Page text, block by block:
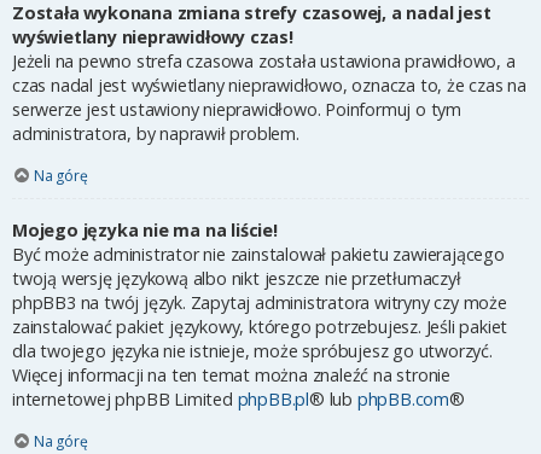
Została wykonana zmiana strefy czasowej, a nadal jest
wyświetlany nieprawidłowy czas!
Jeżeli na pewno strefa czasowa została ustawiona prawidłowo, a
czas nadal jest wyświetlany nieprawidłowo, oznacza to, że czas na
serwerze jest ustawiony nieprawidłowo. Poinformuj o tym
administratora, by naprawił problem.
Na górę
Mojego języka nie ma na liście!
Być może administrator nie zainstalował pakietu zawierającego
twoją wersję językową albo nikt jeszcze nie przetłumaczył
phpBB3 na twój język. Zapytaj administratora witryny czy może
zainstalować pakiet językowy, którego potrzebujesz. Jeśli pakiet
dla twojego języka nie istnieje, może spróbujesz go utworzyć.
Więcej informacji na ten temat można znaleźć na stronie
internetowej phpBB Limited phpBB.pl® lub phpBB.com®
Na górę